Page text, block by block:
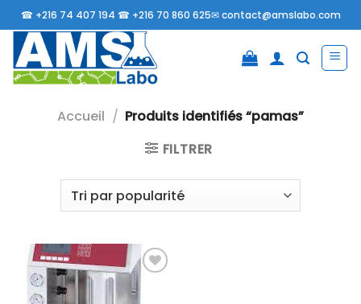
Passer
au
contenu
☎ +216 74 407 194 ☎ +216 70 860 625✉contact@amslabo.com
Accueil / Produits identifiés “pamas”
FILTRER